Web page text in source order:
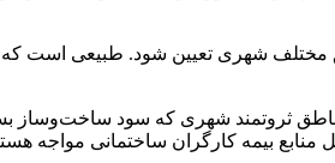
مختلف شهری تعیین شود. طبیعی است
ثروتمند شهری که سود ساخت‌وساز
منابع بیمه کارگران ساختمانی مواجه